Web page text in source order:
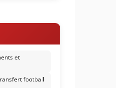
et
football